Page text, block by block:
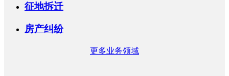
征地拆迁
房产纠纷
更多业务领域